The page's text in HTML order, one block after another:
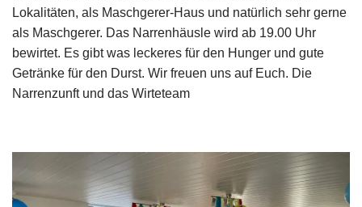
Lokalitäten, als Maschgerer-Haus und natürlich sehr gerne
als Maschgerer. Das Narrenhäusle wird ab 19.00 Uhr
bewirtet. Es gibt was leckeres für den Hunger und gute
Getränke für den Durst. Wir freuen uns auf Euch. Die
Narrenzunft und das Wirteteam